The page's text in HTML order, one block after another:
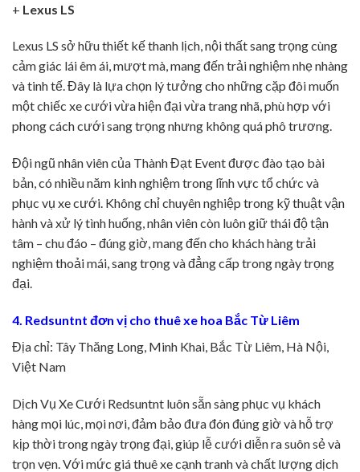
+ Lexus LS
Lexus LS sở hữu thiết kế thanh lịch, nội thất sang trọng cùng
cảm giác lái êm ái, mượt mà, mang đến trải nghiệm nhẹ nhàng
và tinh tế. Đây là lựa chọn lý tưởng cho những cặp đôi muốn
một chiếc xe cưới vừa hiện đại vừa trang nhã, phù hợp với
phong cách cưới sang trọng nhưng không quá phô trương.
Đội ngũ nhân viên của Thành Đạt Event được đào tạo bài
bản, có nhiều năm kinh nghiệm trong lĩnh vực tổ chức và
phục vụ xe cưới. Không chỉ chuyên nghiệp trong kỹ thuật vận
hành và xử lý tình huống, nhân viên còn luôn giữ thái độ tận
tâm – chu đáo – đúng giờ, mang đến cho khách hàng trải
nghiệm thoải mái, sang trọng và đẳng cấp trong ngày trọng
đại.
4. Redsuntnt đơn vị cho thuê xe hoa Bắc Từ Liêm
Địa chỉ: Tây Thăng Long, Minh Khai, Bắc Từ Liêm, Hà Nội,
Việt Nam
Dịch Vụ Xe Cưới Redsuntnt luôn sẵn sàng phục vụ khách
hàng mọi lúc, mọi nơi, đảm bảo đưa đón đúng giờ và hỗ trợ
kịp thời trong ngày trọng đại, giúp lễ cưới diễn ra suôn sẻ và
trọn vẹn. Với mức giá thuê xe cạnh tranh và chất lượng dịch